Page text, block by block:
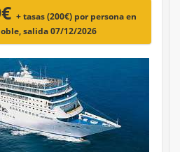
+ tasas (200€) por persona en
salida 07/12/2026